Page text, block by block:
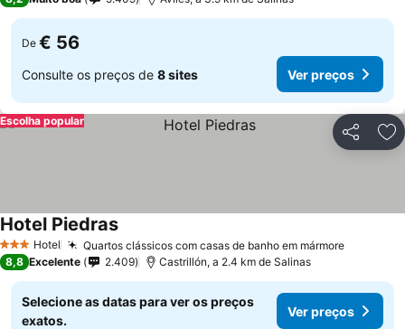
De € 56
Consulte os preços de 8 sites Ver preços
Partilhar
Escolha popular
3 EstrelasHotel Quartos clássicos com casas de banho em mármore
Hotel Piedras
8,8 Excelente 2.409 Castrillón, a 2.4 km de Salinas
Selecione as datas para ver os preços
exatos.
Ver preços